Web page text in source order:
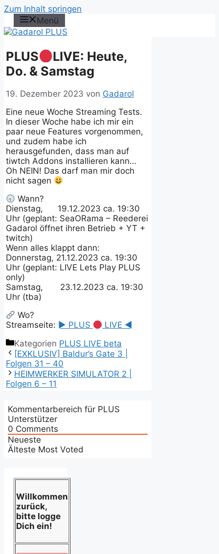
Zum Inhalt springen
Menü
PLUS
LIVE: Heute,
Do. & Samstag
19. Dezember 2023 von Gadarol
Eine neue Woche Streaming Tests.
In dieser Woche habe ich mir ein
paar neue Features vorgenommen,
und zudem habe ich
herausgefunden, dass man auf
tiwtch Addons installieren kann…
Oh NEIN! Das darf man mir doch
nicht sagen
Wann?
Dienstag, 19.12.2023 ca. 19:30
Uhr (geplant: SeaORama – Reederei
Gadarol öffnet ihren Betrieb + YT +
twitch)
Wenn alles klappt dann:
Donnerstag, 21.12.2023 ca. 19:30
Uhr (geplant: LIVE Lets Play PLUS
only)
Samstag, 23.12.2023 ca. 19:30
Uhr (tba)
Wo?
Streamseite: ► PLUS
LIVE ◄
Kategorien PLUS LIVE beta
[EXKLUSIV] Baldur’s Gate 3 |
Folgen 31 – 40
HEIMWERKER SIMULATOR 2 |
Folgen 6 – 11
Kommentarbereich für PLUS
Unterstützer
0 Comments
Neueste
Älteste Most Voted
Willkommen
zurück,
bitte logge
Dich ein!